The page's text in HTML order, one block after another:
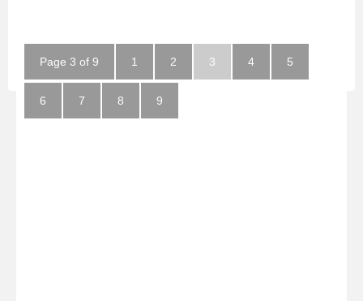
Page 3 of 9 1 2 3 4 5
6 7 8 9